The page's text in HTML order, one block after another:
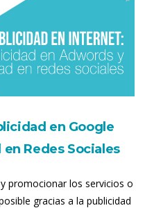
en Google
Redes Sociales
promocionar los servicios o
gracias a la publicidad